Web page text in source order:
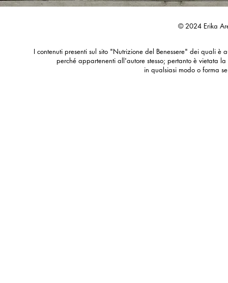
© 2024 Erika
I contenuti presenti sul sito "Nutrizione del Benessere" dei quali
perché appartenenti all'autore stesso; pertanto è vietata
in qualsiasi modo o forma